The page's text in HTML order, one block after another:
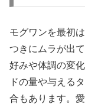
モグワンを最初
つきにムラが出
好みや体調の変
ドの量や与える
合もあります。